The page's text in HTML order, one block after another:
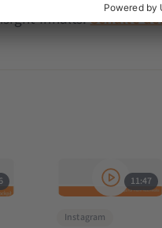
Inhalts.Schalte
11:47
Instagram